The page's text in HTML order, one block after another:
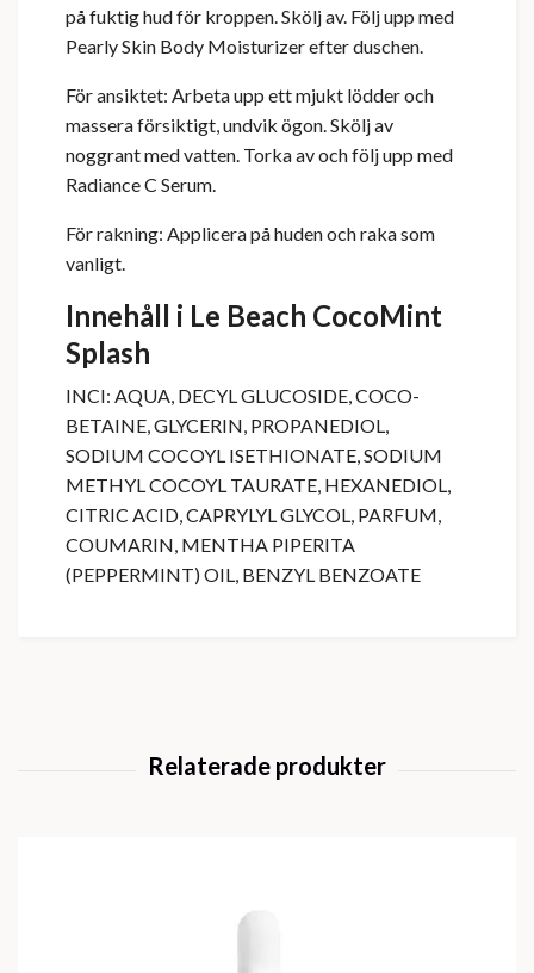
på fuktig hud för kroppen. Skölj av. Följ upp med
Pearly Skin Body Moisturizer efter duschen.
För ansiktet: Arbeta upp ett mjukt lödder och
massera försiktigt, undvik ögon. Skölj av
noggrant med vatten. Torka av och följ upp med
Radiance C Serum.
För rakning: Applicera på huden och raka som
vanligt.
Innehåll i Le Beach CocoMint
Splash
INCI: AQUA, DECYL GLUCOSIDE, COCO-
BETAINE, GLYCERIN, PROPANEDIOL,
SODIUM COCOYL ISETHIONATE, SODIUM
METHYL COCOYL TAURATE, HEXANEDIOL,
CITRIC ACID, CAPRYLYL GLYCOL, PARFUM,
COUMARIN, MENTHA PIPERITA
(PEPPERMINT) OIL, BENZYL BENZOATE